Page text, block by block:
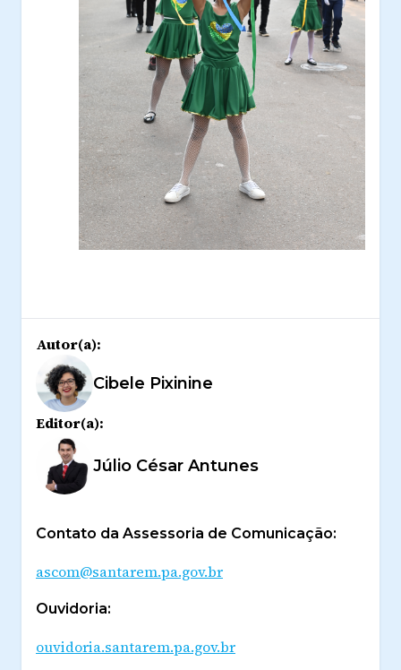
Autor(a):
Cibele Pixinine
Editor(a):
Júlio César Antunes
Contato da Assessoria de Comunicação:
ascom@santarem.pa.gov.br
Ouvidoria:
ouvidoria.santarem.pa.gov.br